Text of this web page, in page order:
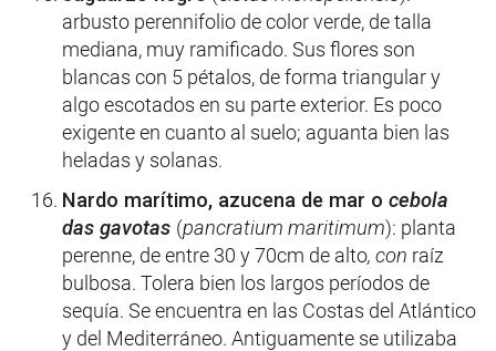
arbusto perennifolio de color verde, de talla
mediana, muy ramificado. Sus flores son
blancas con 5 pétalos, de forma triangular y
algo escotados en su parte exterior. Es poco
exigente en cuanto al suelo; aguanta bien las
heladas y solanas.
Nardo marítimo, azucena de mar o cebola
das gavotas (pancratium maritimum): planta
perenne, de entre 30 y 70cm de alto, con raíz
bulbosa. Tolera bien los largos períodos de
sequía. Se encuentra en las Costas del Atlántico
y del Mediterráneo. Antiguamente se utilizaba